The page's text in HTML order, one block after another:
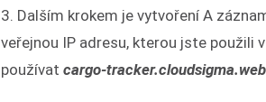
3. Dalším krokem je vytvoření A
veřejnou IP adresu, kterou jste použili
používatcargo-